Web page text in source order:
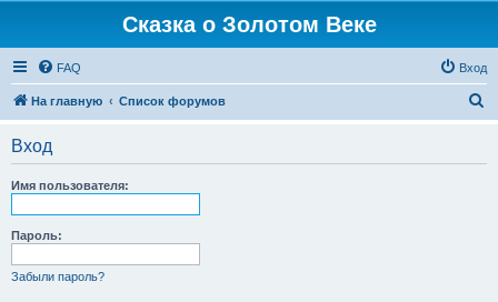
Сказка о Золотом Веке
FAQ Вход
На главную Список форумов
Вход
Имя пользователя:
Пароль:
Забыли пароль?